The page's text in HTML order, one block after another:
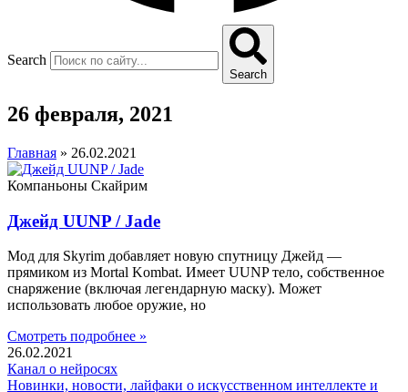
Search
Search
26 февраля, 2021
Главная » 26.02.2021
Компаньоны Скайрим
Джейд UUNP / Jade
Мод для Skyrim добавляет новую спутницу Джейд —
прямиком из Mortal Kombat. Имеет UUNP тело, собственное
снаряжение (включая легендарную маску). Может
использовать любое оружие, но
Смотреть подробнее »
26.02.2021
Канал о нейросях
Новинки, новости, лайфаки о искусственном интеллекте и